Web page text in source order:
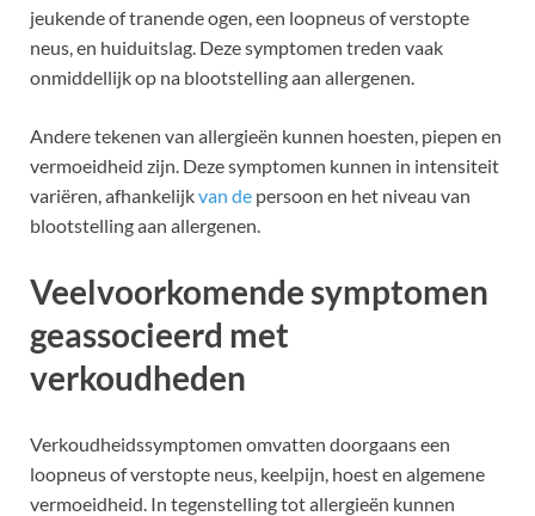
jeukende of tranende ogen, een loopneus of verstopte
neus, en huiduitslag. Deze symptomen treden vaak
onmiddellijk op na blootstelling aan allergenen.
Andere tekenen van allergieën kunnen hoesten, piepen en
vermoeidheid zijn. Deze symptomen kunnen in intensiteit
variëren, afhankelijkvan de persoon en het niveau van
blootstelling aan allergenen.
Veelvoorkomende symptomen
geassocieerd met
verkoudheden
Verkoudheidssymptomen omvatten doorgaans een
loopneus of verstopte neus, keelpijn, hoest en algemene
vermoeidheid. In tegenstelling tot allergieën kunnen